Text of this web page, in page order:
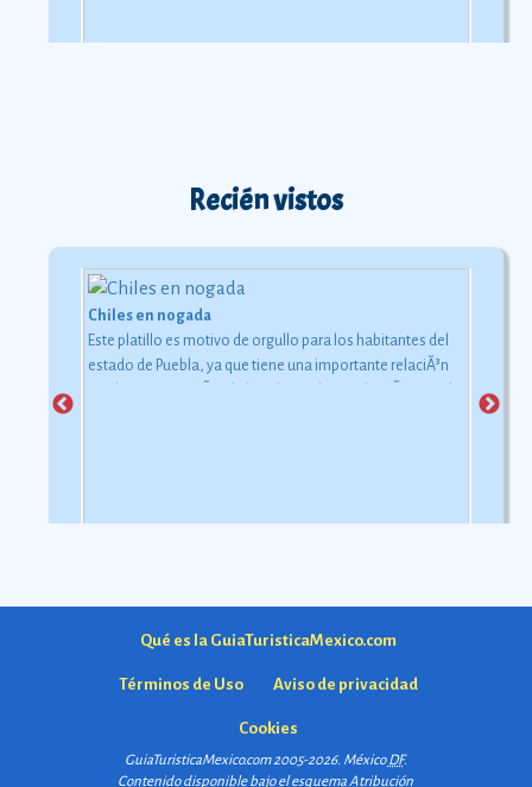
Recién vistos
Chiles en nogada
Este platillo es motivo de orgullo para los habitantes del
estado de Puebla, ya que tiene una importante relaciÃ³n
Qué es la GuiaTuristicaMexico.com
Términos de Uso Aviso de privacidad
Cookies
GuiaTuristicaMexico.com 2005-2026. MéxicoDF.
Contenido disponible bajo el esquemaAtribución